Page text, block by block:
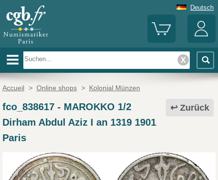
Deutsch
Accueil > Online shops > Kolonial Münzen
Zurück
fco_838617- MAROKKO 1/2
Dirham Abdul Aziz I an 1319 1901
Paris